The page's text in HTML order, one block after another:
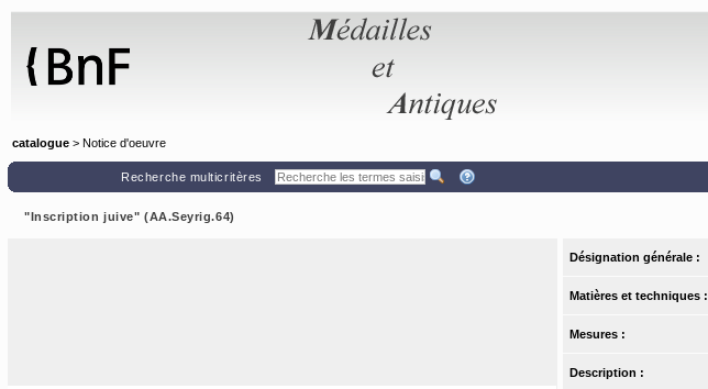
catalogue > Notice d'oeuvre
Recherche multicritères
"Inscription juive" (AA.Seyrig.64)
Désignation générale :
Matières et techniques :
Mesures :
Description :